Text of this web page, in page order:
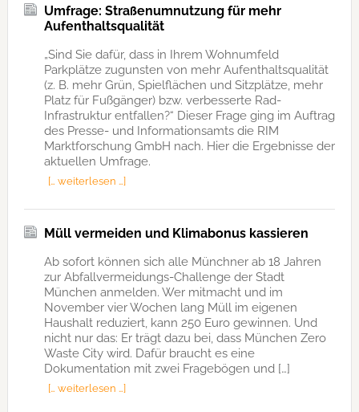
Umfrage: Straßenumnutzung für mehr
Aufenthaltsqualität
„Sind Sie dafür, dass in Ihrem Wohnumfeld
Parkplätze zugunsten von mehr Aufenthaltsqualität
(z. B. mehr Grün, Spielflächen und Sitzplätze, mehr
Platz für Fußgänger) bzw. verbesserte Rad-
Infrastruktur entfallen?“ Dieser Frage ging im Auftrag
des Presse- und Informationsamts die RIM
Marktforschung GmbH nach. Hier die Ergebnisse der
aktuellen Umfrage.
[… weiterlesen …]
Müll vermeiden und Klimabonus kassieren
Ab sofort können sich alle Münchner ab 18 Jahren
zur Abfallvermeidungs-Challenge der Stadt
München anmelden. Wer mitmacht und im
November vier Wochen lang Müll im eigenen
Haushalt reduziert, kann 250 Euro gewinnen. Und
nicht nur das: Er trägt dazu bei, dass München Zero
Waste City wird. Dafür braucht es eine
Dokumentation mit zwei Fragebögen und […]
[… weiterlesen …]